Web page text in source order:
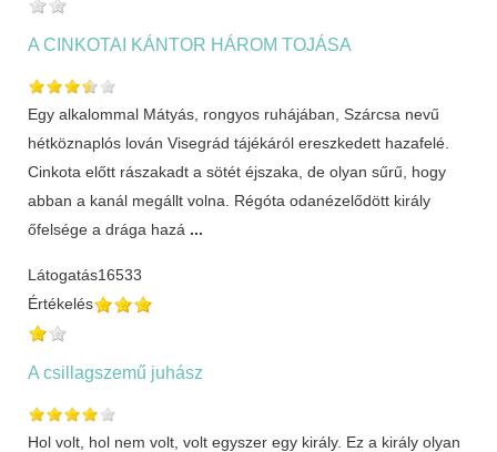
A CINKOTAI KÁNTOR HÁROM TOJÁSA
Egy alkalommal Mátyás, rongyos ruhájában, Szárcsa nevű
hétköznaplós lován Visegrád tájékáról ereszkedett hazafelé.
Cinkota előtt rászakadt a sötét éjszaka, de olyan sűrű, hogy
abban a kanál megállt volna. Régóta odanéze­lődött király
őfelsége a drága hazá ...
Látogatás16533
Értékelés
A csillagszemű juhász
Hol volt, hol nem volt, volt egyszer egy király. Ez a király olyan